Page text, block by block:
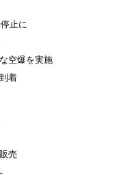
止に
空爆を実施
着
売